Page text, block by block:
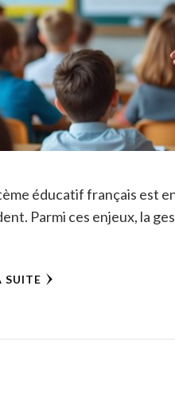
éducatif français est
Parmi ces enjeux, la
SUITE